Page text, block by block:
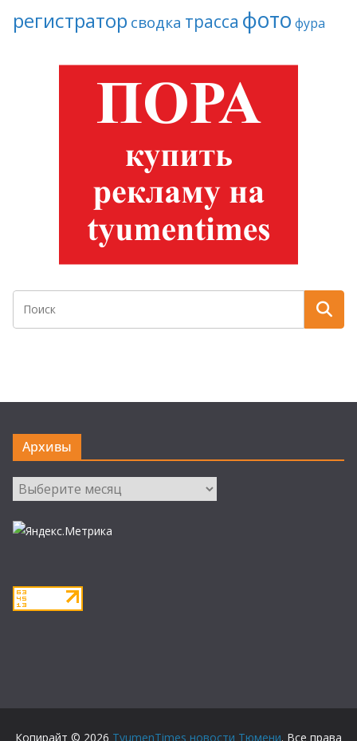
регистратор сводка трасса фото фура
Архивы
Архивы
Копирайт © 2026 TyumenTimes новости Тюмени. Все права